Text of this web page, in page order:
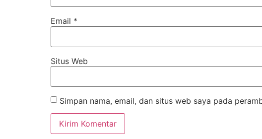
Email *
Situs Web
Simpan nama, email, dan situs web saya pada